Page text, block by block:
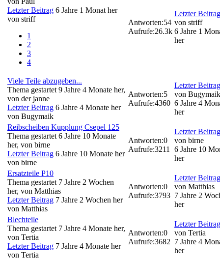
Letzter Beitrag 6 Jahre 1 Monat her
von striff
1
2
3
4
Antworten:54
Aufrufe:26.3k
Letzter Beitrag
von striff
6 Jahre 1
her
Viele Teile abzugeben...
Thema gestartet 9 Jahre 4 Monate her,
von der janne
Letzter Beitrag 6 Jahre 4 Monate her
von Bugymaik
Antworten:5
Aufrufe:4360
Letzter Beitrag
von Bugymaik
6 Jahre 4
her
Reibscheiben Kupplung Csepel 125
Thema gestartet 6 Jahre 10 Monate
her, von birne
Letzter Beitrag 6 Jahre 10 Monate her
von birne
Antworten:0
Aufrufe:3211
Letzter Beitrag
von birne
6 Jahre 10
her
Ersatzteile P10
Thema gestartet 7 Jahre 2 Wochen
her, von Matthias
Letzter Beitrag 7 Jahre 2 Wochen her
von Matthias
Antworten:0
Aufrufe:3793
Letzter Beitrag
von Matthias
7 Jahre 2
her
Blechteile
Thema gestartet 7 Jahre 4 Monate her,
von Tertia
Letzter Beitrag 7 Jahre 4 Monate her
von Tertia
Antworten:0
Aufrufe:3682
Letzter Beitrag
von Tertia
7 Jahre 4
her